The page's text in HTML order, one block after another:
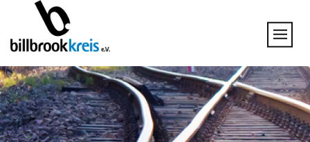
UNSERE THEMEN
25 JAHRE NETZWERK
GESPRÄCHSKREISE
UNTERNEHMEN & BRANCHEN